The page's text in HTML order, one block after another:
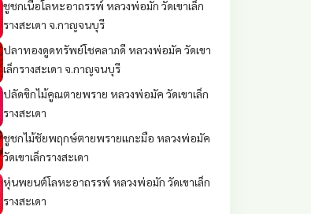
ชูชกเนื้อโลหะอาถรรพ์ หลวงพ่อมัก วัดเขาเล็ก
รางสะเดา จ.กาญจนบุรี
ปลาทองดูดทรัพย์โชคลาภดี หลวงพ่อมัค วัดเขา
เล็กรางสะเดา จ.กาญจนบุรี
ปลัดขิกไม้คูณตายพราย หลวงพ่อมัค วัดเขาเล็ก
รางสะเดา
ชูชกไม้ชัยพฤกษ์ตายพรายแกะมือ หลวงพ่อมัค
วัดเขาเล็กรางสะเดา
หุ่นพยนต์โลหะอาถรรพ์ หลวงพ่อมัก วัดเขาเล็ก
รางสะเดา